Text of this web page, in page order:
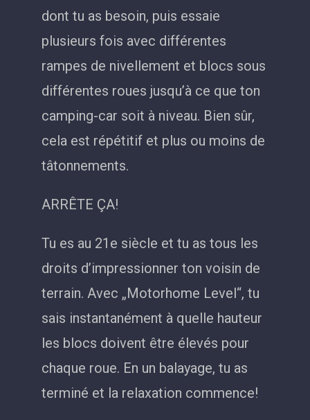
dont tu as besoin, puis essaie
plusieurs fois avec différentes
rampes de nivellement et blocs sous
différentes roues jusqu’à ce que ton
camping-car soit à niveau. Bien sûr,
cela est répétitif et plus ou moins de
tâtonnements.
ARRÊTE ÇA!
Tu es au 21e siècle et tu as tous les
droits d’impressionner ton voisin de
terrain. Avec „Motorhome Level“, tu
sais instantanément à quelle hauteur
les blocs doivent être élevés pour
chaque roue. En un balayage, tu as
terminé et la relaxation commence!